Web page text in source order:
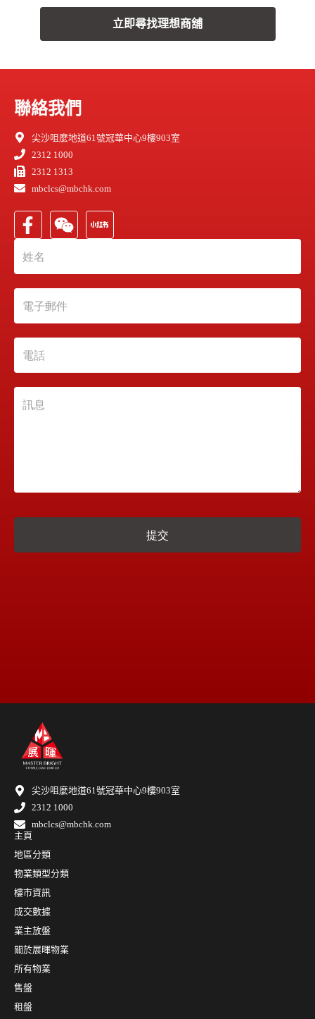
立即尋找理想商舖
聯絡我們
尖沙咀麼地道61號冠華中心9樓903室
2312 1000
2312 1313
mbclcs@mbchk.com
尖沙咀麼地道61號冠華中心9樓903室
2312 1000
mbclcs@mbchk.com
主頁
地區分類
物業類型分類
樓市資訊
成交數據
業主放盤
關於展暉物業
所有物業
售盤
租盤